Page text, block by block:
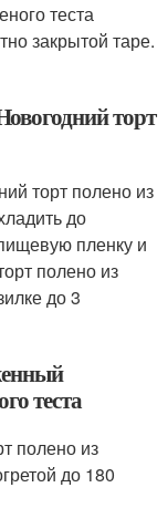
теста
закрытой таре.
торт
торт полено из
до
пленку и
полено из
до 3
теста
полено из
до 180